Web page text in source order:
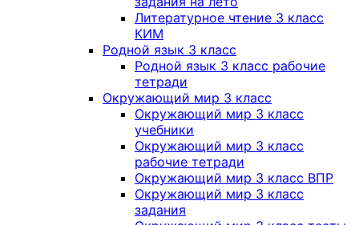
Литературное чтение 3 класс
КИМ
Родной язык 3 класс
Родной язык 3 класс рабочие
тетради
Окружающий мир 3 класс
Окружающий мир 3 класс
учебники
Окружающий мир 3 класс
рабочие тетради
Окружающий мир 3 класс ВПР
Окружающий мир 3 класс
задания